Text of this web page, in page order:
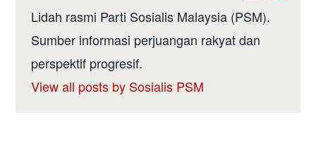
Lidah rasmi Parti Sosialis Malaysia (PSM).
Sumber informasi perjuangan rakyat dan
perspektif progresif.
View all posts by Sosialis PSM